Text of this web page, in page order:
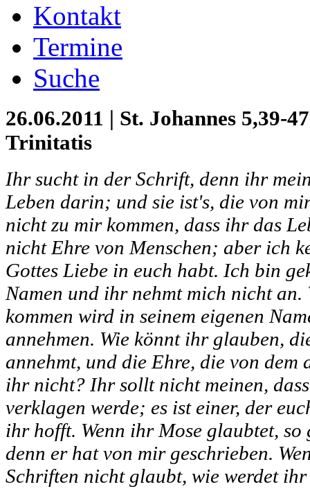
Kontakt
Termine
Suche
26.06.2011 | St. Johannes 5,39-
Trinitatis
Ihr sucht in der Schrift, denn ihr
Leben darin; und sie ist's, die von
nicht zu mir kommen, dass ihr das
nicht Ehre von Menschen; aber ich
Gottes Liebe in euch habt. Ich bin
Namen und ihr nehmt mich nicht an.
kommen wird in seinem eigenen
annehmen. Wie könnt ihr glauben,
annehmt, und die Ehre, die von
ihr nicht? Ihr sollt nicht meinen,
verklagen werde; es ist einer, der
ihr hofft. Wenn ihr Mose glaubtet,
denn er hat von mir geschrieben.
Schriften nicht glaubt, wie werdet